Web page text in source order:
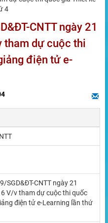
4
CNTT ngày 21
tham dự cuộc thi
điện tử e-
SGD&ĐT-CNTT ngày 21
V/v tham dự cuộc thi quốc
điện tử e-Learning lần thứ